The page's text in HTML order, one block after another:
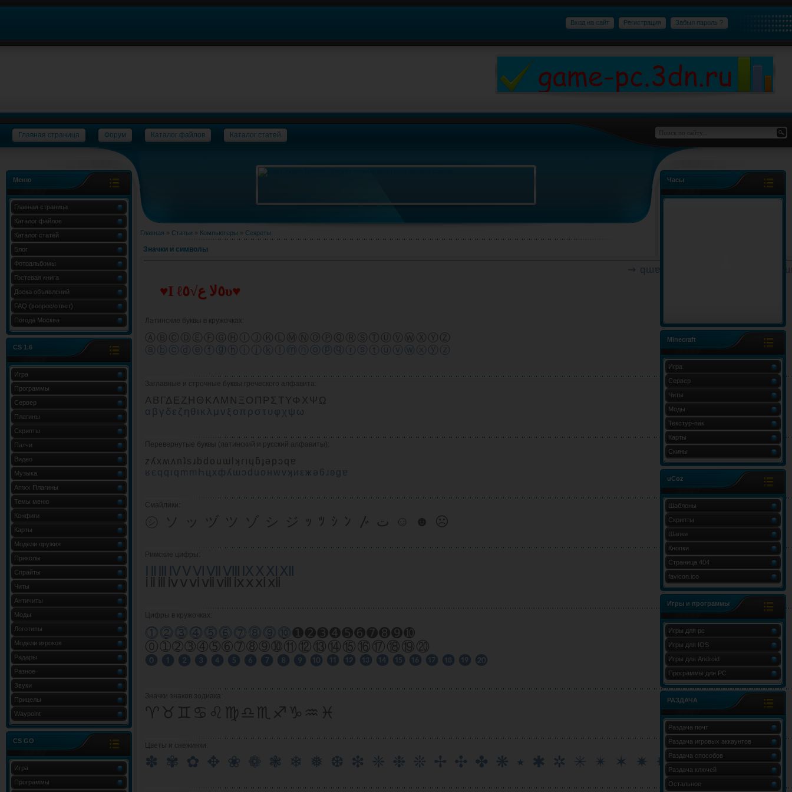
Вход на сайт Регистрация Забыл пароль ?
Главная страница Форум Каталог файлов Каталог статей
Меню
Главная страница
Каталог файлов
Каталог статей
Блог
Фотоальбомы
Гостевая книга
Доска объявлений
FAQ (вопрос/ответ)
Погода Москва
CS 1.6
Игра
Программы
Сервер
Плагины
Скрипты
Патчи
Видео
Музыка
Amxx Плагины
Темы меню
Конфиги
Карты
Модели оружия
Приколы
Спрайты
Читы
Античиты
Моды
Логотипы
Модели игроков
Радары
Разное
Звуки
Прицелы
Waypoint
CS GO
Игра
Программы
Часы
Minecraft
Игра
Сервер
Читы
Моды
Текстур-пак
Карты
Скины
uCoz
Шаблоны
Скрипты
Шапки
Кнопки
Страница 404
favicon.ico
Игры и программы
Игры для pc
Игры для IOS
Игры для Android
Программы для PC
РАЗДАЧА
Раздача почт
Раздача игровых аккаунтов
Раздача способов
Раздача ключей
Остальное
Главная » Статьи » Компьютеры » Секреты
Значки и символы
⇝ qɯɐҺvоw ɯǝʎɓǝvɔ wоɯ о
♥I ℓ٥ﻻ ﻉ√٥υ♥
Латинские буквы в кружочках:
ⒶⒷⒸⒹⒺⒻⒼⒽⒾⒿⓀⓁⓂⓃⓄⓅⓆⓇⓈⓉⓊⓋⓌⓍⓎⓏ
ⓐⓑⓒⓓⓔⓕⓖⓗⓘⓙⓚⓛⓜⓝⓞⓟⓠⓡⓢⓣⓤⓥⓦⓧⓨⓩ
Заглавные и строчные буквы греческого алфавита:
ΑΒΓΔΕΖΗΘΚΛΜΝΞΟΠΡΣΤΥΦΧΨΩ
αβγδεζηθικλμνξοπρστυφχψω
Перевернутые буквы (латинский и русский алфавиты):
zʎxʍʌnʇsɹbdouɯlʞɾıɥƃɟǝpɔqɐ
ʁєqqıqmmҺцхфʎɯɔduонwvʞиεжǝ6ɹʚgɐ
Смайлики:
㋛ ソ ッ ヅ ツ ゾ シ ジ ｯ ﾂ ｼ ﾝ 〴 ت ☺ ☻ ☹
Римские цифры:
ⅠⅡⅢⅣⅤⅥⅦⅧⅨⅩⅪⅫ
ⅰⅱⅲⅳⅴⅵⅶⅷⅸⅹⅺⅻ
Цифры в кружочках:
⓵⓶⓷⓸⓹⓺⓻⓼⓽⓾➊➋➌➍➎➏➐➑➒➓
⓪➀➁➂➃➄➅➆➇➈➉⑪⑫⑬⑭⑮⑯⑰⑱⑲⑳
⓿ ❶ ❷ ❸ ❹ ❺ ❻ ❼ ❽ ❾ ❿ ⓫ ⓬ ⓭ ⓮ ⓯ ⓰ ⓱ ⓲ ⓳ ⓴
Значки знаков зодиака:
♈♉♊♋♌♍♎♏♐♑♒♓
Цветы и снежинки:
✽ ✾ ✿ ✥ ❀ ❁ ❃ ❄ ❅ ❆ ❇ ❈ ❉ ❊ ✢ ✣ ✤ ❋ ٭ ✱ ✲ ✳ ✴ ✶ ✷ ✸ ✹ ✺ ✻ ✼ ⁂